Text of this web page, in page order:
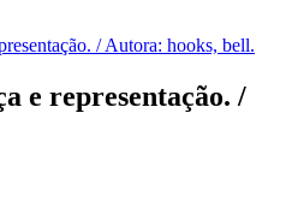
/ Autora: hooks, bell.
e representação. /